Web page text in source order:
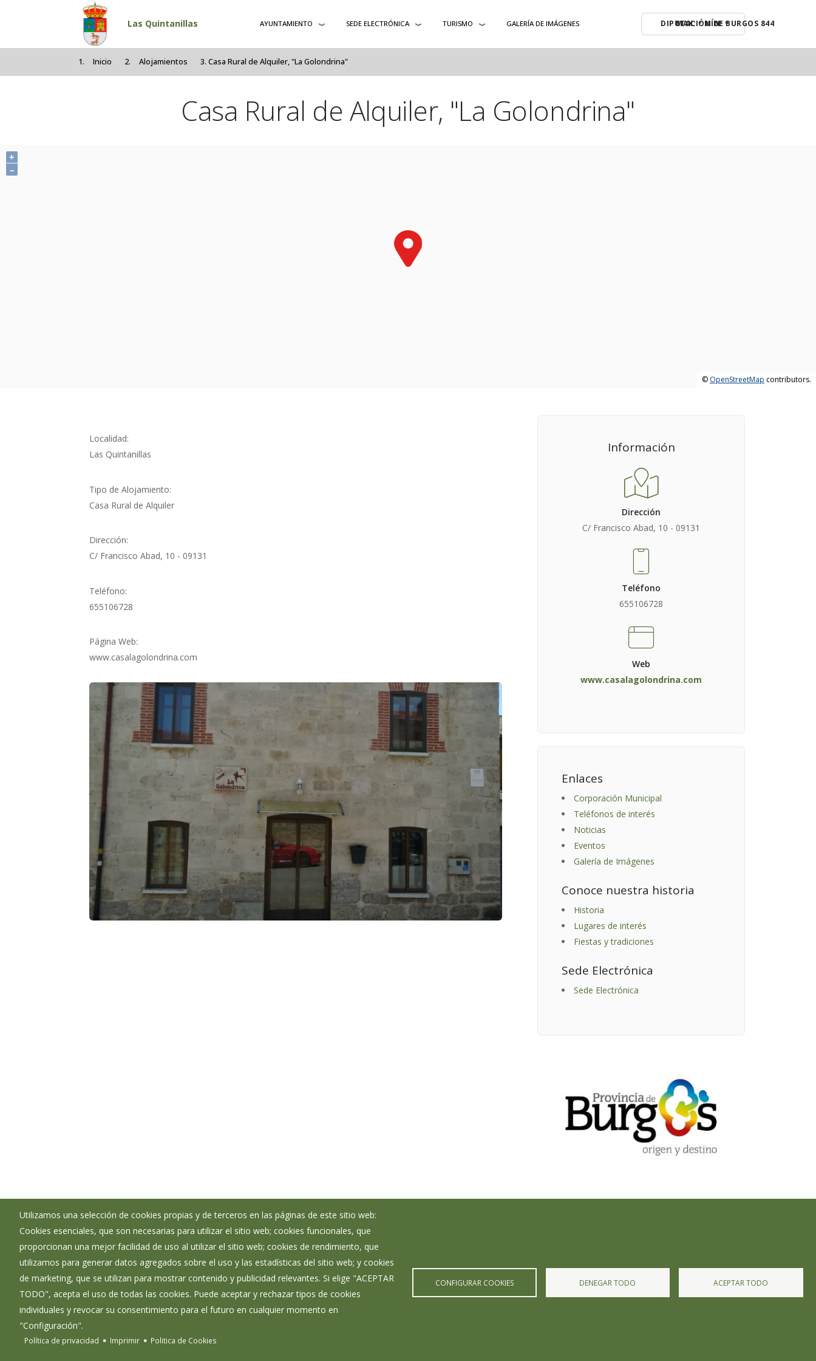
Pasar al contenido principal
Las Quintanillas AYUNTAMIENTO SEDE ELECTRÓNICA TURISMO GALERÍA DE IMÁGENES MAX: º MÍN: º
Inicio Alojamientos Casa Rural de Alquiler, "La Golondrina"
Casa Rural de Alquiler, "La Golondrina"
+
–
© OpenStreetMap contributors.
Información
Dirección
C/ Francisco Abad, 10 - 09131
Teléfono
655106728
Web
www.casalagolondrina.com
Enlaces
Corporación Municipal
Teléfonos de interés
Noticias
Eventos
Galería de Imágenes
Conoce nuestra historia
Historia
Lugares de interés
Fiestas y tradiciones
Sede Electrónica
Sede Electrónica
Localidad:
Las Quintanillas
Tipo de Alojamiento:
Casa Rural de Alquiler
Dirección:
C/ Francisco Abad, 10 - 09131
Teléfono:
655106728
Página Web:
www.casalagolondrina.com
Utilizamos una selección de cookies propias y de terceros en las páginas de este sitio web:
Cookies esenciales, que son necesarias para utilizar el sitio web; cookies funcionales, que
proporcionan una mejor facilidad de uso al utilizar el sitio web; cookies de rendimiento, que
utilizamos para generar datos agregados sobre el uso y las estadísticas del sitio web; y cookies
de marketing, que se utilizan para mostrar contenido y publicidad relevantes. Si elige "ACEPTAR
TODO", acepta el uso de todas las cookies. Puede aceptar y rechazar tipos de cookies
individuales y revocar su consentimiento para el futuro en cualquier momento en
"Configuración".
Política de privacidad Imprimir Politica de Cookies
CONFIGURAR COOKIES DENEGAR TODO ACEPTAR TODO
Ayuntamiento de Las Quintanillas
: Plaza Mayor 1 - 09131
: 947450003
: lasquintanillas@diputaciondeburgos.net
Corporación Municipal
Teléfonos de interés